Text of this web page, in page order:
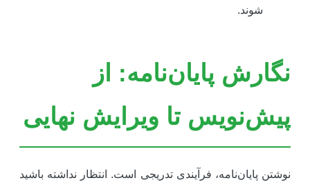
شوند.
پایان‌نامه: از
تا ویرایش نهایی
پایان‌نامه، فرآیندی تدریجی است. انتظار نداشته باشید